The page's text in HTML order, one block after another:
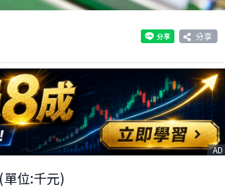
分享
AD
位:千元)